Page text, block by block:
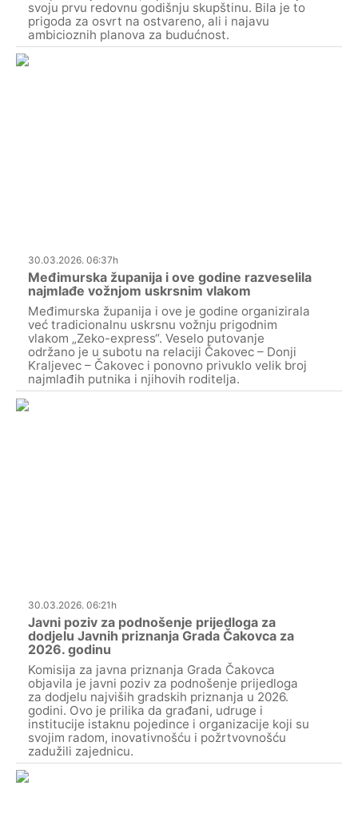
svoju prvu redovnu godišnju skupštinu. Bila je to
prigoda za osvrt na ostvareno, ali i najavu
ambicioznih planova za budućnost.
30.03.2026. 06:37h
Međimurska županija i ove godine razveselila
najmlađe vožnjom uskrsnim vlakom
Međimurska županija i ove je godine organizirala
već tradicionalnu uskrsnu vožnju prigodnim
vlakom „Zeko-express“. Veselo putovanje
održano je u subotu na relaciji Čakovec – Donji
Kraljevec – Čakovec i ponovno privuklo velik broj
najmlađih putnika i njihovih roditelja.
30.03.2026. 06:21h
Javni poziv za podnošenje prijedloga za
dodjelu Javnih priznanja Grada Čakovca za
2026. godinu
Komisija za javna priznanja Grada Čakovca
objavila je javni poziv za podnošenje prijedloga
za dodjelu najviših gradskih priznanja u 2026.
godini. Ovo je prilika da građani, udruge i
institucije istaknu pojedince i organizacije koji su
svojim radom, inovativnošću i požrtvovnošću
zadužili zajednicu.